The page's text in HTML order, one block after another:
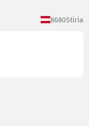
8680Stiria